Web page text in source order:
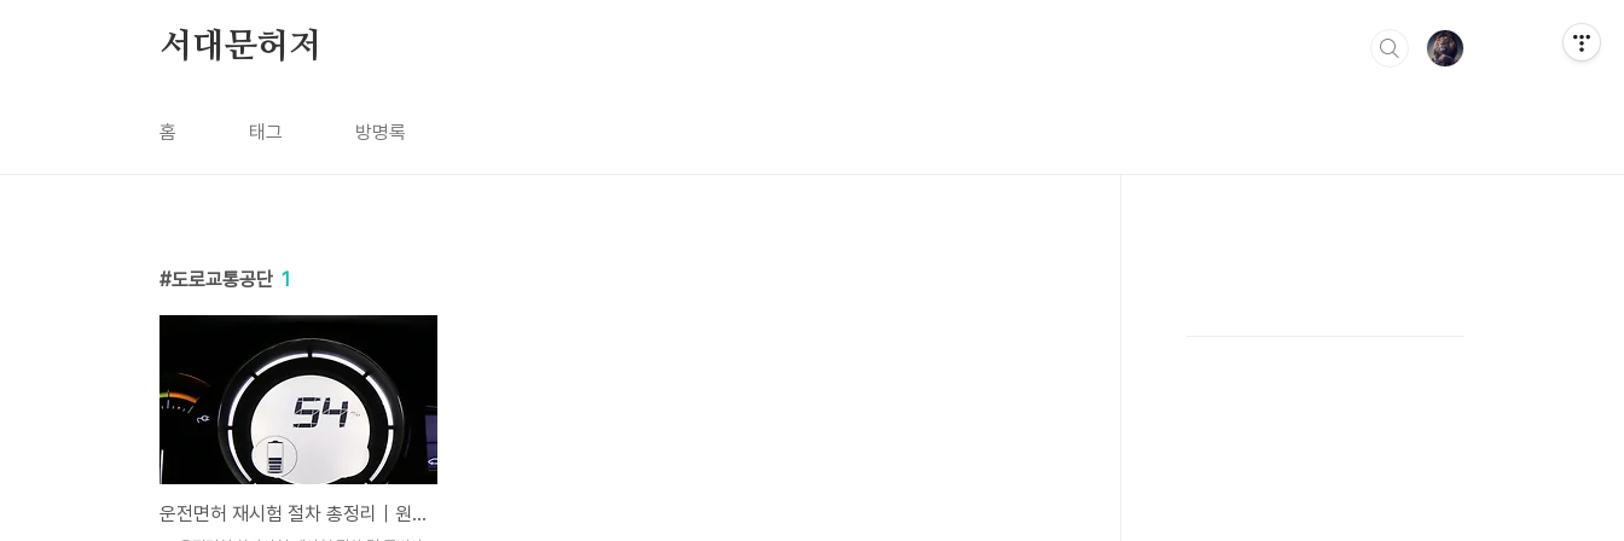
서대문허저
홈 태그 방명록
도로교통공단 1
운전면허 재시험 절차 총정리｜원서분실·접수방법·주의사항까지